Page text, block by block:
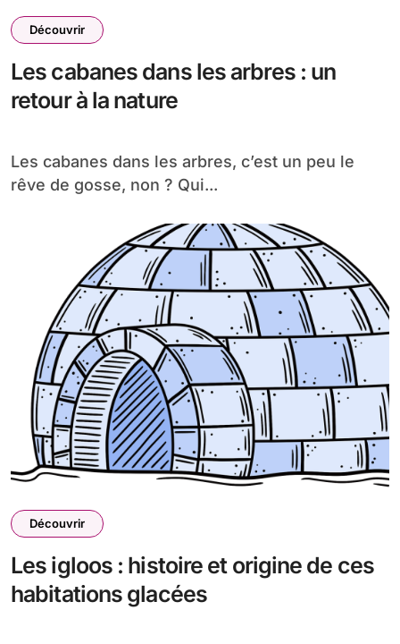
Découvrir
Les cabanes dans les arbres : un
retour à la nature
Les cabanes dans les arbres, c’est un peu le
rêve de gosse, non ? Qui...
Découvrir
Les igloos : histoire et origine de ces
habitations glacées